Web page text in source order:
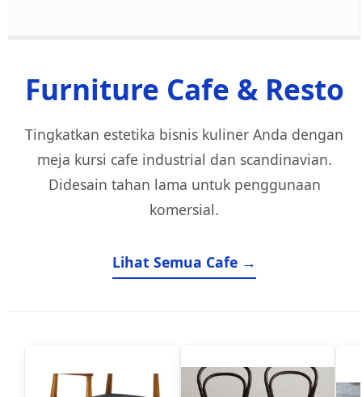
Furniture Cafe & Resto
Tingkatkan estetika bisnis kuliner Anda dengan
meja kursi cafe industrial dan scandinavian.
Didesain tahan lama untuk penggunaan
komersial.
Lihat Semua Cafe →